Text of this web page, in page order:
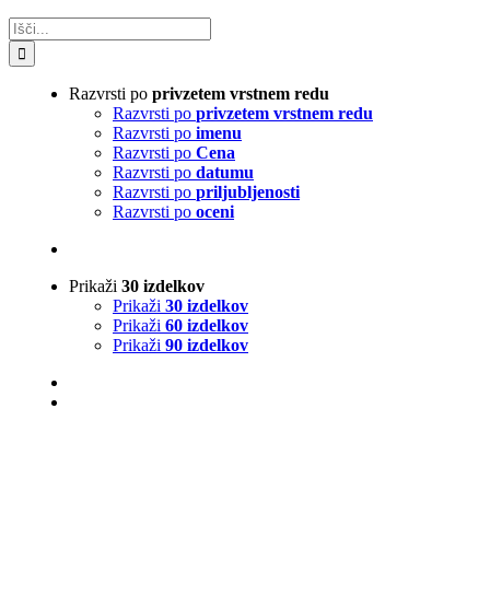
Search
for:
Razvrsti po privzetem vrstnem redu
Razvrsti po privzetem vrstnem redu
Razvrsti po imenu
Razvrsti po Cena
Razvrsti po datumu
Razvrsti po priljubljenosti
Razvrsti po oceni
Prikaži 30 izdelkov
Prikaži 30 izdelkov
Prikaži 60 izdelkov
Prikaži 90 izdelkov